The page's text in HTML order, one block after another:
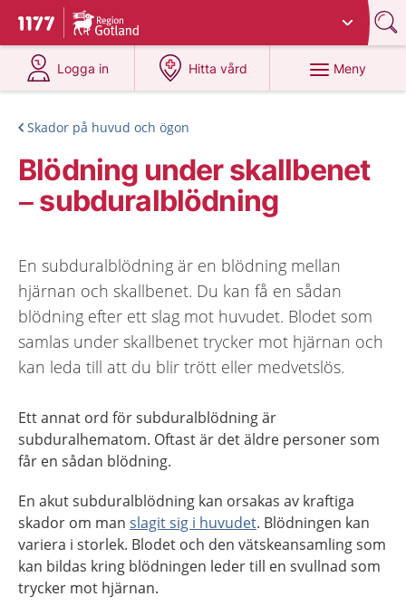
Till startsidan för 1177
Du har valt region
Logga in
på 1177.se
Hitta vård
på 1177.se
Meny
Skador på huvud och ögon
Blödning under skallbenet
– subduralblödning
En subduralblödning är en blödning mellan
hjärnan och skallbenet. Du kan få en sådan
blödning efter ett slag mot huvudet. Blodet som
samlas under skallbenet trycker mot hjärnan och
kan leda till att du blir trött eller medvetslös.
Ett annat ord för subduralblödning är
subduralhematom. Oftast är det äldre personer som
får en sådan blödning.
En akut subduralblödning kan orsakas av kraftiga
skador om man slagit sig i huvudet. Blödningen kan
variera i storlek. Blodet och den vätskeansamling som
kan bildas kring blödningen leder till en svullnad som
trycker mot hjärnan.